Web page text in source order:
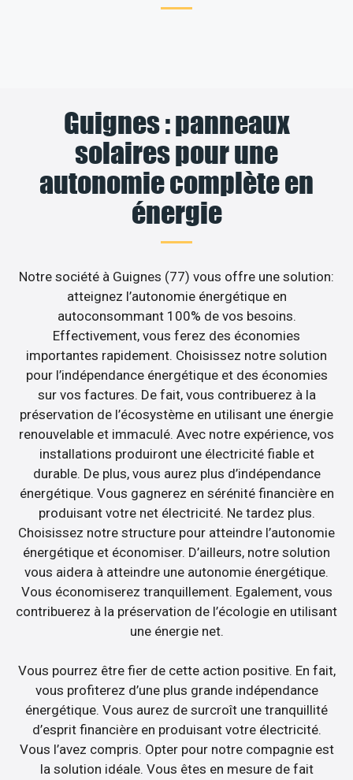
Guignes : panneaux
solaires pour une
autonomie complète en
énergie
Notre société à Guignes (77) vous offre une solution:
atteignez l’autonomie énergétique en
autoconsommant 100% de vos besoins.
Effectivement, vous ferez des économies
importantes rapidement. Choisissez notre solution
pour l’indépendance énergétique et des économies
sur vos factures. De fait, vous contribuerez à la
préservation de l’écosystème en utilisant une énergie
renouvelable et immaculé. Avec notre expérience, vos
installations produiront une électricité fiable et
durable. De plus, vous aurez plus d’indépendance
énergétique. Vous gagnerez en sérénité financière en
produisant votre net électricité. Ne tardez plus.
Choisissez notre structure pour atteindre l’autonomie
énergétique et économiser. D’ailleurs, notre solution
vous aidera à atteindre une autonomie énergétique.
Vous économiserez tranquillement. Egalement, vous
contribuerez à la préservation de l’écologie en utilisant
une énergie net.
Vous pourrez être fier de cette action positive. En fait,
vous profiterez d’une plus grande indépendance
énergétique. Vous aurez de surcroît une tranquillité
d’esprit financière en produisant votre électricité.
Vous l’avez compris. Opter pour notre compagnie est
la solution idéale. Vous êtes en mesure de fait